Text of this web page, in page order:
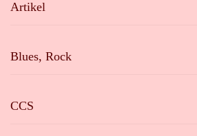
Artikel
Blues, Rock
CCS